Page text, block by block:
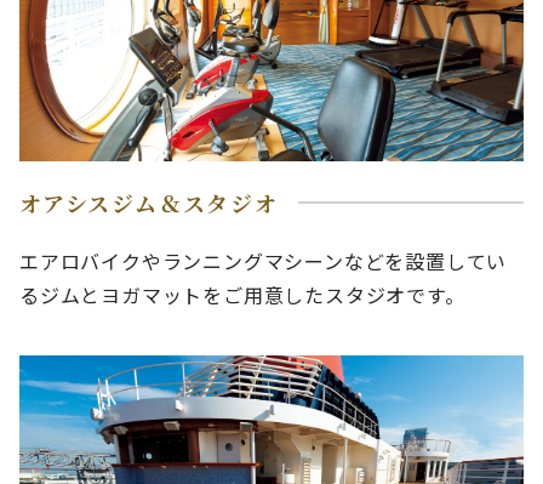
オアシスジム＆スタジオ
エアロバイクやランニングマシーンなどを設置してい
るジムとヨガマットをご用意したスタジオです。